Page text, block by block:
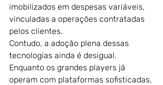
imobilizados em despesas variáveis,
vinculadas a operações contratadas
pelos clientes.
Contudo, a adoção plena dessas
tecnologias ainda é desigual.
Enquanto os grandes players já
operam com plataformas sofisticadas,